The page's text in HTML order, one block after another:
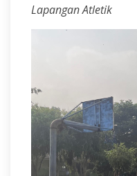
Lapangan Atletik